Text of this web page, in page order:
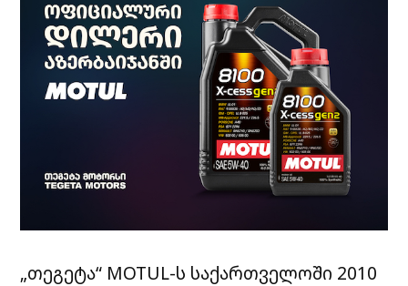
„თეგეტა“ MOTUL-ს საქართველოში 2010